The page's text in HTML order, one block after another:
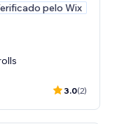
pelo Wix
3.0(2)